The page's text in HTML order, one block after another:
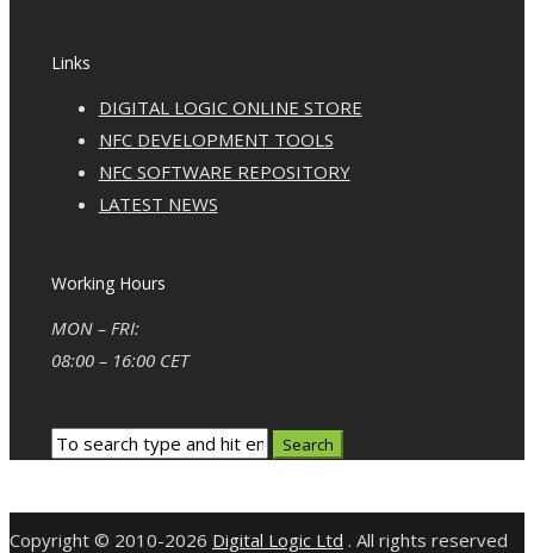
Links
DIGITAL LOGIC ONLINE STORE
NFC DEVELOPMENT TOOLS
NFC SOFTWARE REPOSITORY
LATEST NEWS
Working Hours
MON – FRI:
08:00 – 16:00 CET
Copyright © 2010-2026 Digital Logic Ltd . All rights reserved